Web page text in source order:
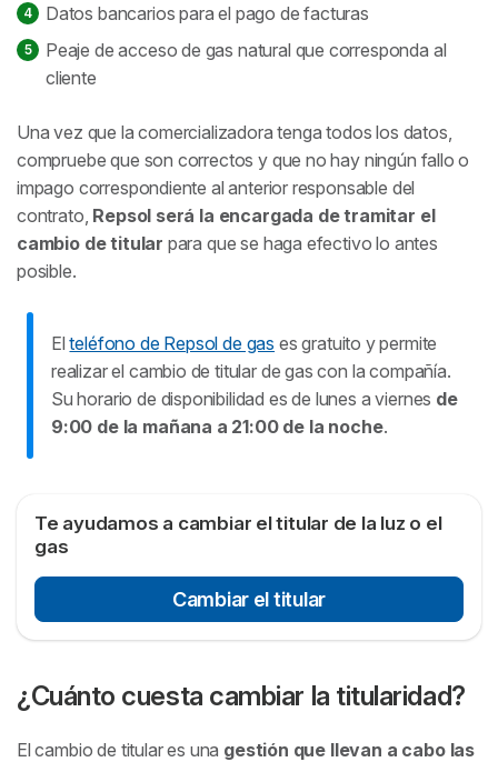
Datos bancarios para el pago de facturas
Peaje de acceso de gas natural que corresponda al
cliente
Una vez que la comercializadora tenga todos los datos,
compruebe que son correctos y que no hay ningún fallo o
impago correspondiente al anterior responsable del
contrato, Repsol será la encargada de tramitar el
cambio de titular para que se haga efectivo lo antes
posible.
Elteléfono de Repsol de gas es gratuito y permite
realizar el cambio de titular de gas con la compañía.
Su horario de disponibilidad es de lunes a viernes de
9:00 de la mañana a 21:00 de la noche.
Te ayudamos a cambiar el titular de la luz o el
gas
Cambiar el titular
¿Cuánto cuesta cambiar la titularidad?
El cambio de titular es una gestión que llevan a cabo las